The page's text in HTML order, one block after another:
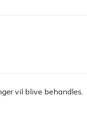
vil blive behandles.